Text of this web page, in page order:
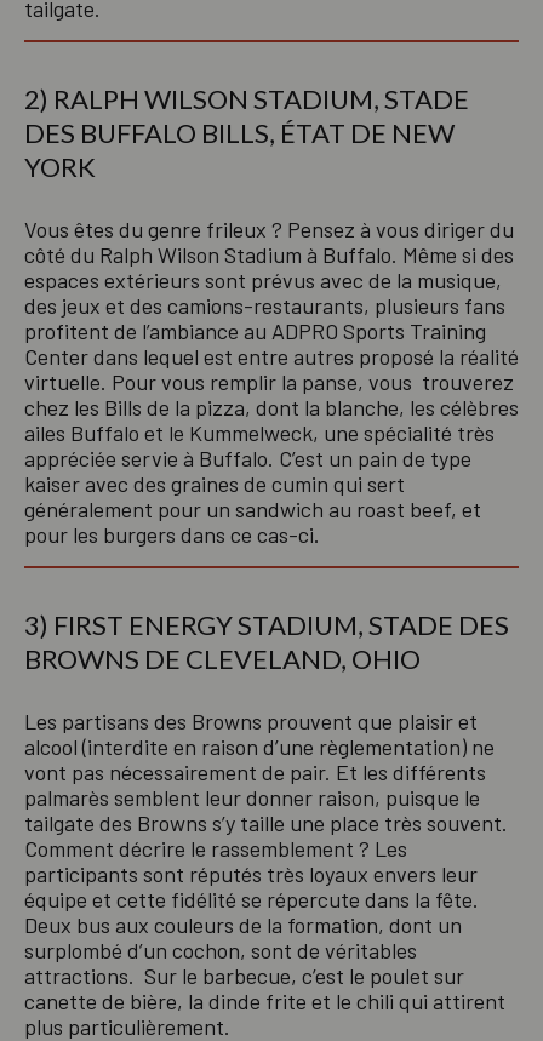
tailgate.
2) RALPH WILSON STADIUM, STADE
DES BUFFALO BILLS, ÉTAT DE NEW
YORK
Vous êtes du genre frileux ? Pensez à vous diriger du
côté du Ralph Wilson Stadium à Buffalo. Même si des
espaces extérieurs sont prévus avec de la musique,
des jeux et des camions-restaurants, plusieurs fans
profitent de l’ambiance au ADPRO Sports Training
Center dans lequel est entre autres proposé la réalité
virtuelle. Pour vous remplir la panse, vous trouverez
chez les Bills de la pizza, dont la blanche, les célèbres
ailes Buffalo et le Kummelweck, une spécialité très
appréciée servie à Buffalo. C’est un pain de type
kaiser avec des graines de cumin qui sert
généralement pour un sandwich au roast beef, et
pour les burgers dans ce cas-ci.
3) FIRST ENERGY STADIUM, STADE DES
BROWNS DE CLEVELAND, OHIO
Les partisans des Browns prouvent que plaisir et
alcool (interdite en raison d’une règlementation) ne
vont pas nécessairement de pair. Et les différents
palmarès semblent leur donner raison, puisque le
tailgate des Browns s’y taille une place très souvent.
Comment décrire le rassemblement ? Les
participants sont réputés très loyaux envers leur
équipe et cette fidélité se répercute dans la fête.
Deux bus aux couleurs de la formation, dont un
surplombé d’un cochon, sont de véritables
attractions. Sur le barbecue, c’est le poulet sur
canette de bière, la dinde frite et le chili qui attirent
plus particulièrement.